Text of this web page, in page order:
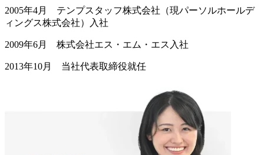
2005年4月 テンプスタッフ株式会社（現パーソルホールデ
ィングス株式会社）入社
2009年6月 株式会社エス・エム・エス入社
2013年10月 当社代表取締役就任